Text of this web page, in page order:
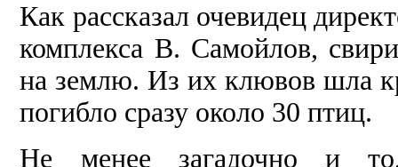
Как рассказал очевидец
комплекса В. Самойлов,
на землю. Из их клювов шла
погибло сразу около 30 птиц.
Не менее загадочно и